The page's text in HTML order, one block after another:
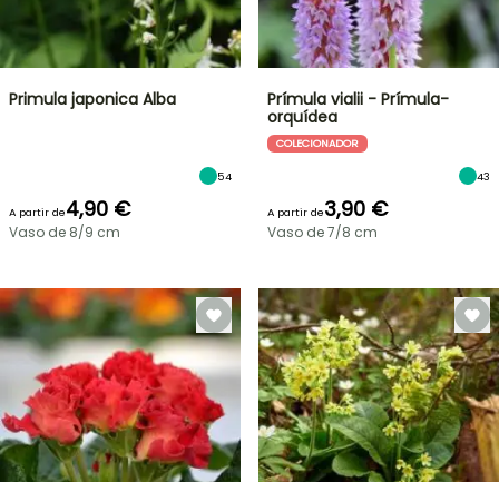
Primula japonica Alba
54
A partir de4,90 €
Vaso de 8/9 cm
Prímula vialii - Prímula-
orquídea
COLECIONADOR
43
A partir de3,90 €
Vaso de 7/8 cm